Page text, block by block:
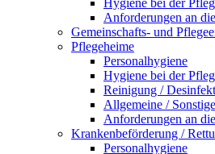
Anforderungen an
Gemeinschafts- und
Pflegeheime
Personalhygiene
Hygiene bei der
Reinigung /
Allgemeine /
Anforderungen an
Krankenbeförderung /
Personalhygiene